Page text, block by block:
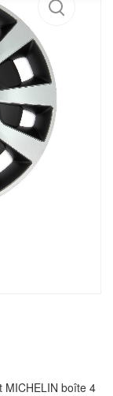
MICHELIN boîte 4